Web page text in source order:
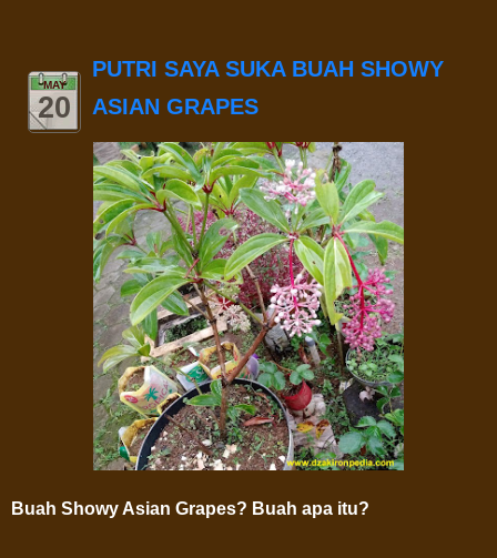
MAY
20
PUTRI SAYA SUKA BUAH SHOWY
ASIAN GRAPES
Buah Showy Asian Grapes? Buah apa itu?